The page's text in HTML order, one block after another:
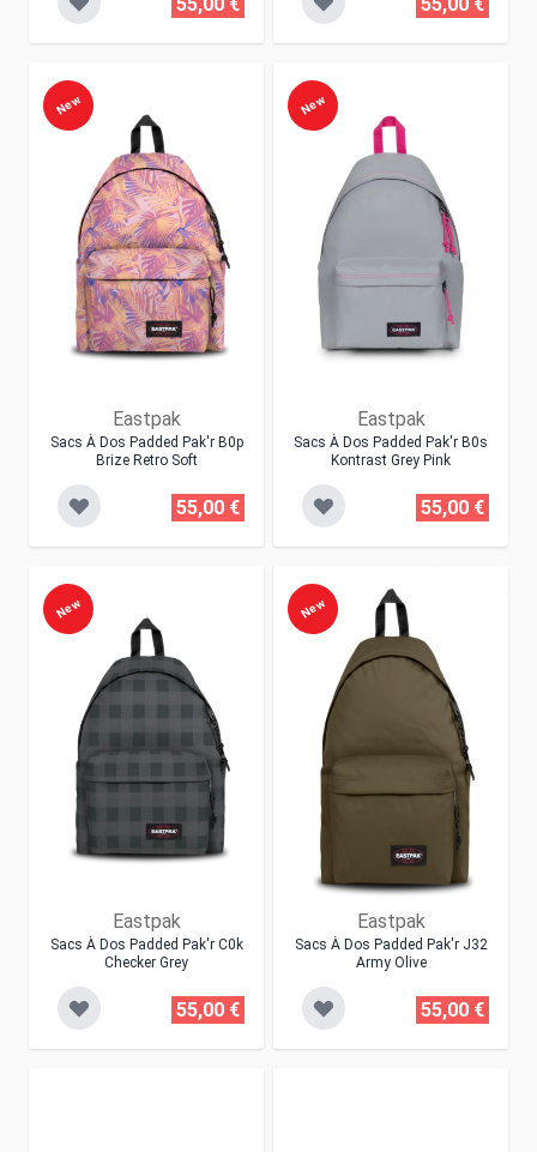
Eastpak
Sacs À Dos Padded Pak'r B0p
Brize Retro Soft
New
55,00 €
Eastpak
Sacs À Dos Padded Pak'r B0s
Kontrast Grey Pink
New
55,00 €
Eastpak
Sacs À Dos Padded Pak'r C0k
Checker Grey
New
55,00 €
Eastpak
Sacs À Dos Padded Pak'r J32
Army Olive
New
55,00 €